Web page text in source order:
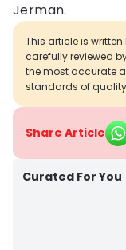
Jerman.
This article is
carefully reviewed
the most accurate
standards of
Share Article
Curated For You